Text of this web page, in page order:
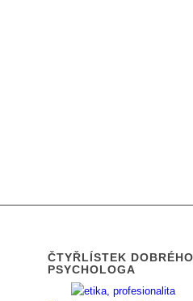
ČTYŘLÍSTEK DOBRÉHO
PSYCHOLOGA